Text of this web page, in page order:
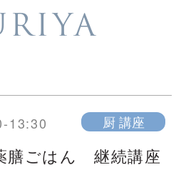
13:30 厨 講座
膳ごはん 継続講座